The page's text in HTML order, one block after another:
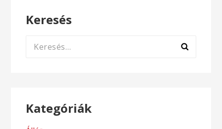
Keresés
Keresés:
Kategóriák